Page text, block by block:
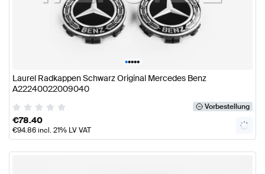
•••••
Laurel Radkappen Schwarz Original Mercedes Benz
A22240022009040
Vorbestellung
€78.40
€94.86incl. 21% LV VAT